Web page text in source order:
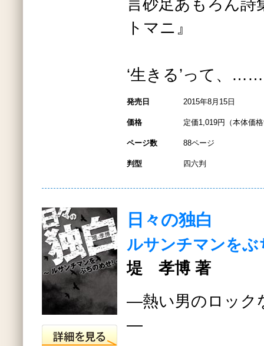
言砂足あもろん詩
トマニ』
‘生きる’って、……
発売日 2015年8月15日
価格 定価1,019円（本体価
ページ数 88ページ
判型 四六判
日々の独白
ルサンチマンをぶ
堤 孝博 著
―熱い男のロック
―